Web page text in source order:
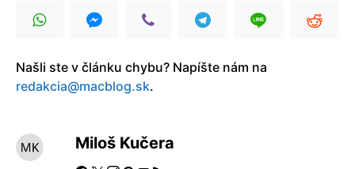
Našli ste v článku chybu? Napíšte nám na
redakcia@macblog.sk.
Miloš Kučera